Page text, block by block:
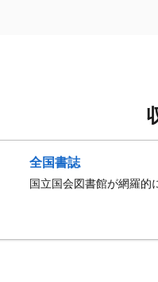
全国書誌
国立国会図書館が網羅的